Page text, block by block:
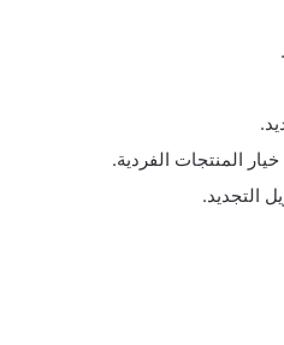
المنتجات الفردية.
التجديد.